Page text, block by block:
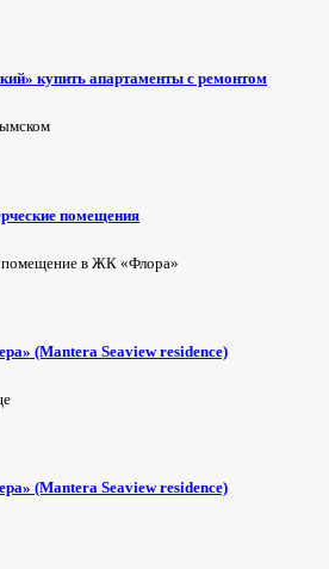
купить апартаменты с ремонтом
помещения
помещение в ЖК «Флора»
(Mantera Seaview rеsidence)
(Mantera Seaview rеsidence)